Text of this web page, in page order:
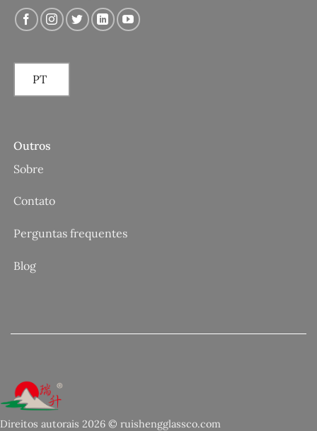
PT
Outros
Sobre
Contato
Perguntas frequentes
Blog
Direitos autorais 2026 © ruishengglassco.com